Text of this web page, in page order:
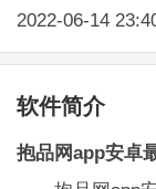
2022-06-14
软件简介
抱品网app安卓